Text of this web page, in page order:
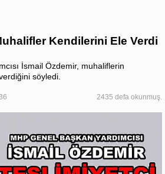
Kendilerini Ele Verdi
İsmail Özdemir, muhaliflerin
söyledi.
2435 defa okunmuş.